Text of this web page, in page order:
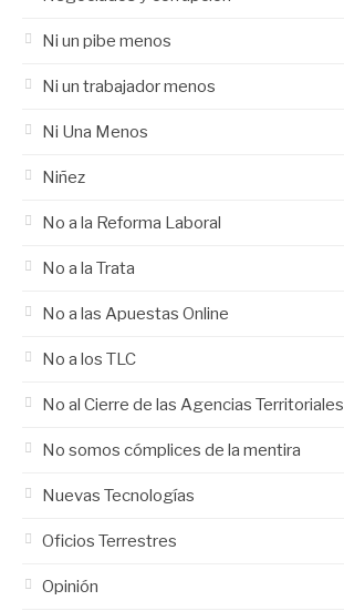
Ni un pibe menos
Ni un trabajador menos
Ni Una Menos
Niñez
No a la Reforma Laboral
No a la Trata
No a las Apuestas Online
No a los TLC
No al Cierre de las Agencias Territoriales
No somos cómplices de la mentira
Nuevas Tecnologías
Oficios Terrestres
Opinión